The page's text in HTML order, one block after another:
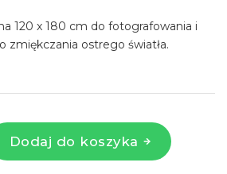
Dodaj do koszyka
120 x 180 cm do fotografowania i
zmiękczania ostrego światła.